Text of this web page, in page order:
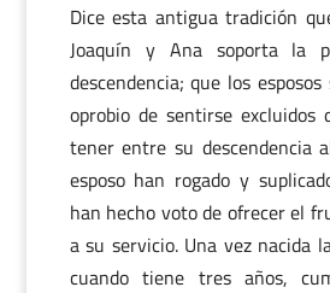
Dice esta antigua tradición
Joaquín y Ana soporta la
descendencia; que los
oprobio de sentirse excluidos
tener entre su descendencia
esposo han rogado y
han hecho voto de ofrecer el
a su servicio. Una vez nacida
cuando tiene tres años,